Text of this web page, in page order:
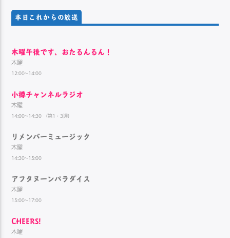
本日これからの放送
木曜午後です、おたるんるん！
木曜
12:00~14:00
小樽チャンネルラジオ
木曜
14:00~14:30 （第1・3週）
リメンバーミュージック
木曜
14:30~15:00
アフタヌーンパラダイス
木曜
15:00~17:00
CHEERS!
木曜